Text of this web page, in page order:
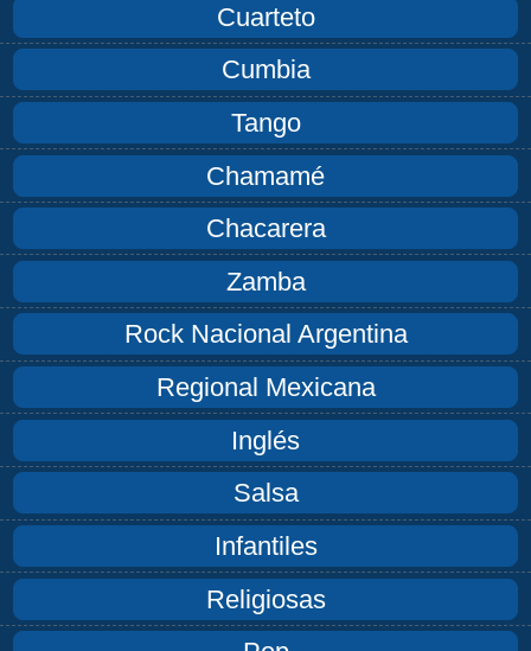
Cuarteto
Cumbia
Tango
Chamamé
Chacarera
Zamba
Rock Nacional Argentina
Regional Mexicana
Inglés
Salsa
Infantiles
Religiosas